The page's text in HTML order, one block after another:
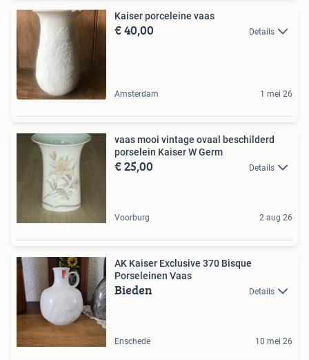
Kaiser porceleine vaas
€ 40,00 Details
Amsterdam 1 mei 26
vaas mooi vintage ovaal beschilderd
porselein Kaiser W Germ
€ 25,00 Details
Voorburg 2 aug 26
AK Kaiser Exclusive 370 Bisque
Porseleinen Vaas
Bieden Details
Enschede 10 mei 26